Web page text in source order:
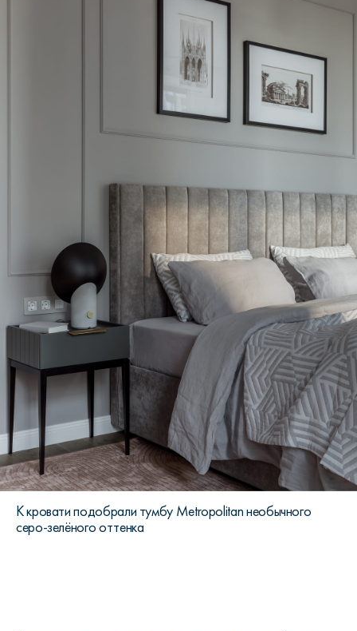
К кровати подобрали тумбу Metropolitan необычного
серо-зелёного оттенка